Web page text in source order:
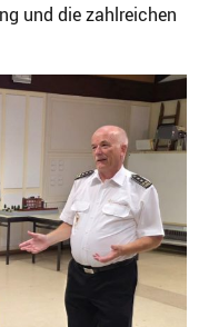
und die zahlreichen